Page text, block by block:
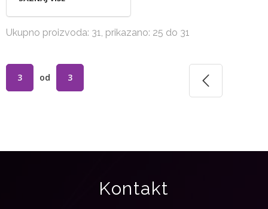
Ukupno proizvoda: 31, prikazano: 25 do 31
3 od 3
Kontakt